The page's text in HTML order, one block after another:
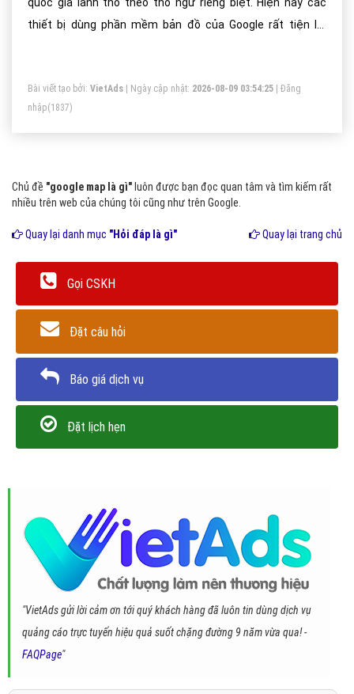
thiết bị dùng phần mềm bản đồ của Google rất tiện lợi
tiết. Trước kia người dùng có thể cài đặt phần mềm Google
trên điện thoại để xác định vị trí nhưng hiện tại Google đã
cập nhật chức năng tìm đường, chỉ đường khá rõ nét ở tại
Bài viết tạo bởi: VietAds | Ngày cập nhật: 2026-08-09 03:54:25
Đăng
nhập(1837)
Chủ đề "google map là gì" luôn được bạn đọc quan tâm và tìm kiếm rất
nhiều trên web của chúng tôi cũng như trên Google.
Quay lại danh mục "Hỏi đáp là gì" Quay lại trang chủ
Gọi CSKH
Đặt câu hỏi
Báo giá dịch vụ
Đặt lịch hẹn
"VietAds gửi lời cảm ơn tới quý khách hàng đã luôn tin dùng dịch vụ
quảng cáo trực tuyến hiệu quả suốt chặng đường 9 năm vừa qua! -
FAQPage"